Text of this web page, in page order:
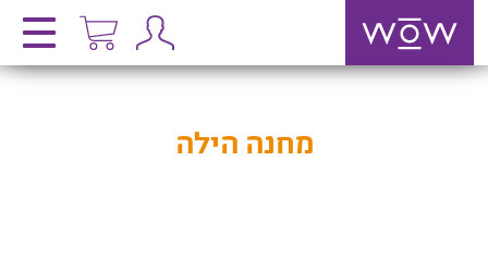
מחנה הילה